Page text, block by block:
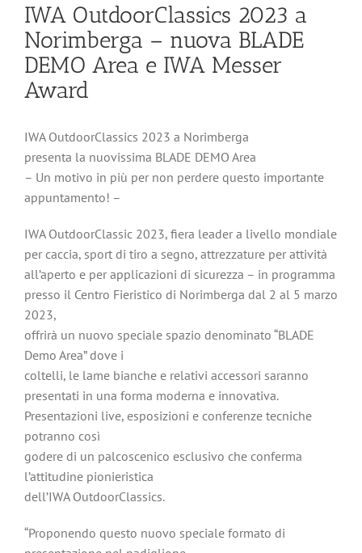
IWA OutdoorClassics 2023 a
Norimberga – nuova BLADE
DEMO Area e IWA Messer
Award
IWA OutdoorClassics 2023 a Norimberga
presenta la nuovissima BLADE DEMO Area
– Un motivo in più per non perdere questo importante
appuntamento! –
IWA OutdoorClassic 2023, fiera leader a livello mondiale
per caccia, sport di tiro a segno, attrezzature per attività
all’aperto e per applicazioni di sicurezza – in programma
presso il Centro Fieristico di Norimberga dal 2 al 5 marzo
2023,
offrirà un nuovo speciale spazio denominato “BLADE
Demo Area” dove i
coltelli, le lame bianche e relativi accessori saranno
presentati in una forma moderna e innovativa.
Presentazioni live, esposizioni e conferenze tecniche
potranno così
godere di un palcoscenico esclusivo che conferma
l’attitudine pionieristica
dell’IWA OutdoorClassics.
“Proponendo questo nuovo speciale formato di